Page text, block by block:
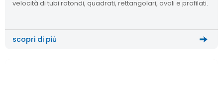
velocità di tubi rotondi, quadrati, rettangolari, ovali e profilati.
scopri di più